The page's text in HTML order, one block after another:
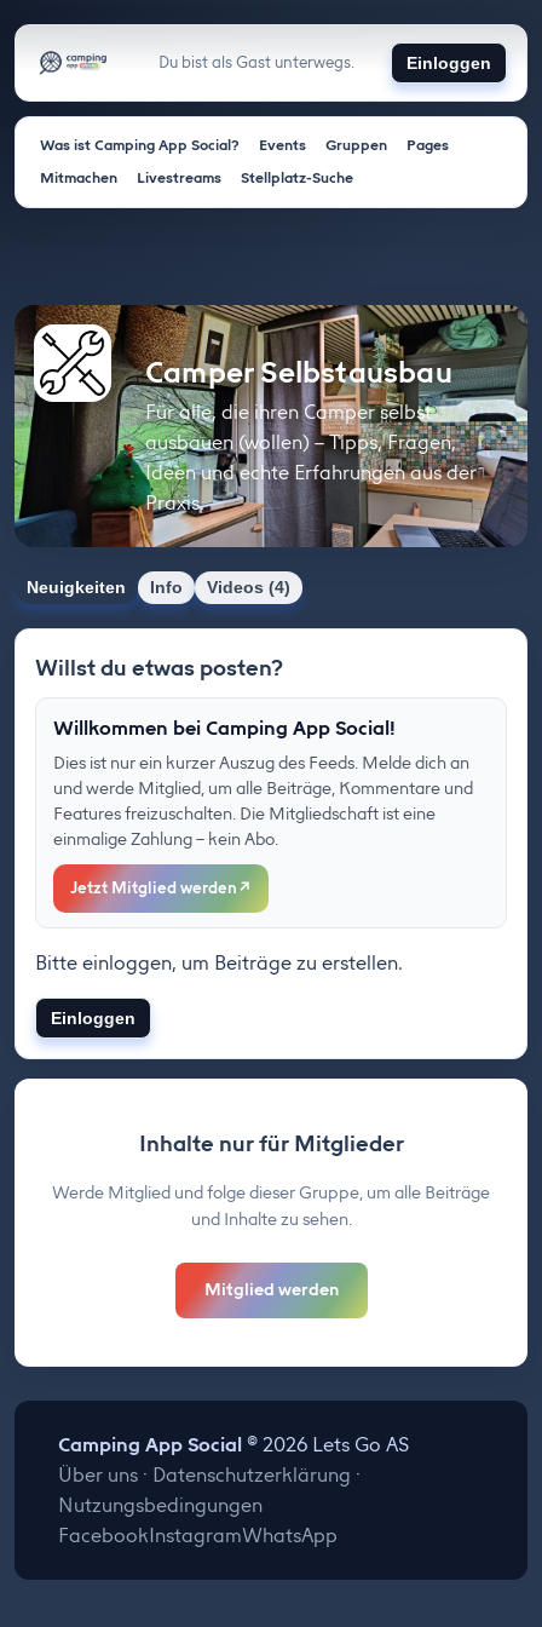
Du bist als Gast unterwegs. Einloggen
Was ist Camping App Social? Events Gruppen
Pages
Mitmachen
Livestreams Stellplatz-Suche
Camper Selbstausbau
Für alle, die ihren Camper selbst
ausbauen (wollen) – Tipps, Fragen,
Ideen und echte Erfahrungen aus der
Praxis.
Neuigkeiten Info Videos (4)
Willst du etwas posten?
Willkommen bei Camping App Social!
Dies ist nur ein kurzer Auszug des Feeds. Melde dich an
und werde Mitglied, um alle Beiträge, Kommentare und
Features freizuschalten. Die Mitgliedschaft ist eine
einmalige Zahlung – kein Abo.
Jetzt Mitglied werden ↗
Bitte einloggen, um Beiträge zu erstellen.
Einloggen
Inhalte nur für Mitglieder
Werde Mitglied und folge dieser Gruppe, um alle Beiträge
und Inhalte zu sehen.
Mitglied werden
Camping App Social© 2026 Lets Go AS
Über uns· Datenschutzerklärung ·
Nutzungsbedingungen
FacebookInstagramWhatsApp